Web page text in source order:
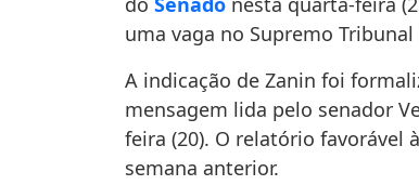
uma vaga no Supremo Tribunal
A indicação de Zanin foi
mensagem lida pelo senador
feira (20). O relatório favorável
semana anterior.